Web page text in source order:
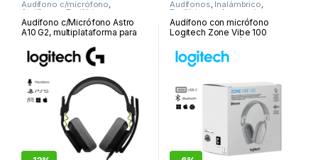
Audífono c/micrófono,
Audífonos Periféricos y
Accesorios
Audífono c/Micrófono Astro
A10 G2, multiplataforma para
Black | 939-002055
Audífonos, Inalámbrico,
Periféricos y Accesorios
Audífono con micrófono
Logitech Zone Vibe 100